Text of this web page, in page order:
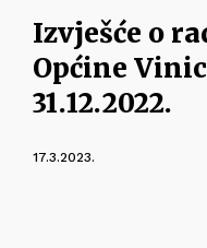
Izvješće o
Općine
31.12.2022.
17.3.2023.